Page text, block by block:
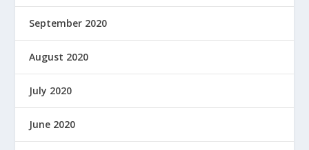
September 2020
August 2020
July 2020
June 2020